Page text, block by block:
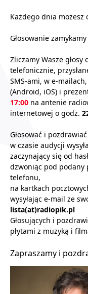
Każdego dnia możesz
Głosowanie
Zliczamy Wasze
telefonicznie,
SMS-ami, w e-
(Android, iOS) i
17:00 na antenie
internetowej o godz.
Głosować i
w czasie audycji
zaczynający się od
dzwoniąc pod podany
telefonu,
na kartkach
wysyłając e-mail ze
lista(at)radiopik.pl
Głosujących i
płytami z muzyką i
Zapraszamy i